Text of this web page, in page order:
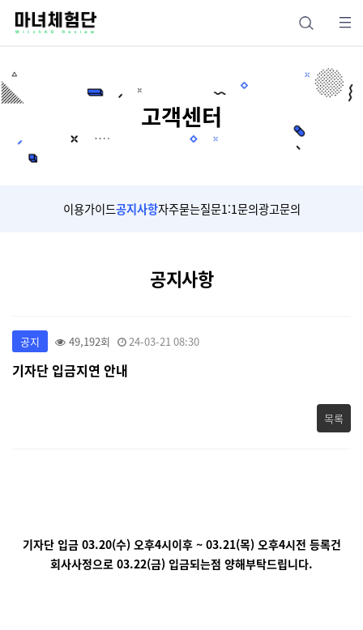
고객센터
이용가이드공지사항자주묻는질문1:1문의광고문의
공지사항
공지 49,192회 24-03-21 08:30
기자단 입금지연 안내
목록
기자단 입금 03.20(수) 오후4시이후 ~ 03.21(목) 오후4시전 등록건
회사사정으로 03.22(금) 입금되는점 양해부탁드립니다.